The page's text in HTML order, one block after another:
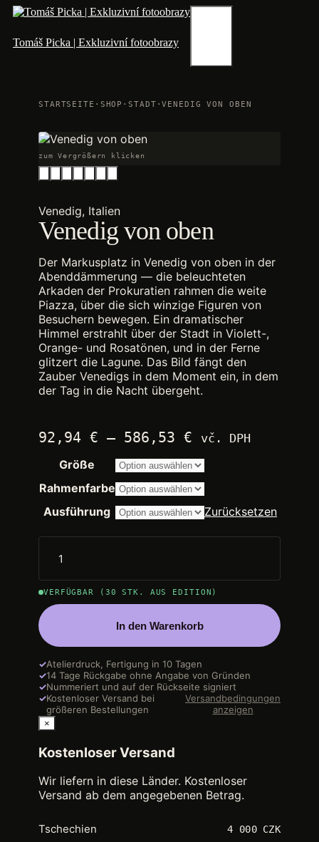
Zum
springen
Tomáš Picka | Exkluzivní fotoobrazy
STARTSEITE · SHOP ·STADT ·VENEDIG VON OBEN
zum Vergrößern klicken
Venedig, Italien
Venedig von oben
Der Markusplatz in Venedig von oben in der
Abenddämmerung — die beleuchteten
Arkaden der Prokuratien rahmen die weite
Piazza, über die sich winzige Figuren von
Besuchern bewegen. Ein dramatischer
Himmel erstrahlt über der Stadt in Violett-,
Orange- und Rosatönen, und in der Ferne
glitzert die Lagune. Das Bild fängt den
Zauber Venedigs in dem Moment ein, in dem
der Tag in die Nacht übergeht.
92,94 € – 586,53 € Preisspanne:
bis
14.200,00 €
vč. DPH
Größe
Rahmenfarbe
Ausführung
Zurücksetzen
VERFÜGBAR (30 STK. AUS EDITION)
In den Warenkorb
✓Atelierdruck, Fertigung in 10 Tagen
✓14 Tage Rückgabe ohne Angabe von Gründen
✓Nummeriert und auf der Rückseite signiert
✓Kostenloser Versand bei
größeren Bestellungen
Versandbedingungen
anzeigen
×
Kostenloser Versand
Wir liefern in diese Länder. Kostenloser
Versand ab dem angegebenen Betrag.
Tschechien 4 000 CZK